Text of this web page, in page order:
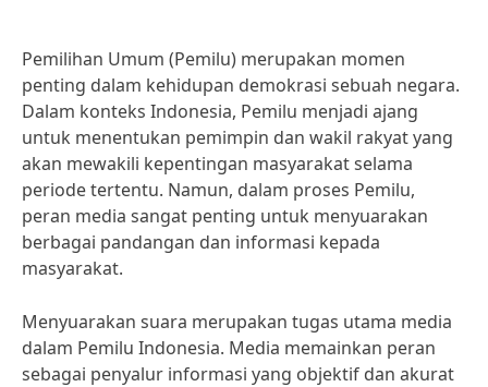
Pemilihan Umum (Pemilu) merupakan momen
penting dalam kehidupan demokrasi sebuah negara.
Dalam konteks Indonesia, Pemilu menjadi ajang
untuk menentukan pemimpin dan wakil rakyat yang
akan mewakili kepentingan masyarakat selama
periode tertentu. Namun, dalam proses Pemilu,
peran media sangat penting untuk menyuarakan
berbagai pandangan dan informasi kepada
masyarakat.
Menyuarakan suara merupakan tugas utama media
dalam Pemilu Indonesia. Media memainkan peran
sebagai penyalur informasi yang objektif dan akurat